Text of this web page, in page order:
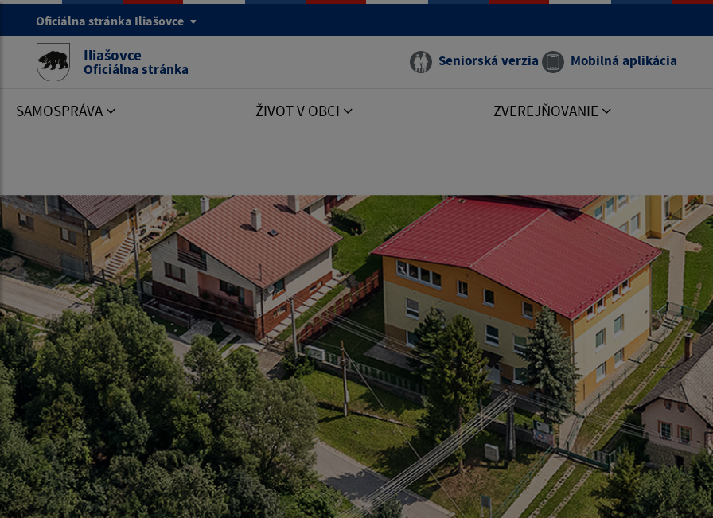
Oficiálna stránka Iliašovce
Iliašovce
Oficiálna stránka Seniorská verzia Mobilná aplikácia
SAMOSPRÁVA ŽIVOT V OBCI ZVEREJŇOVANIE